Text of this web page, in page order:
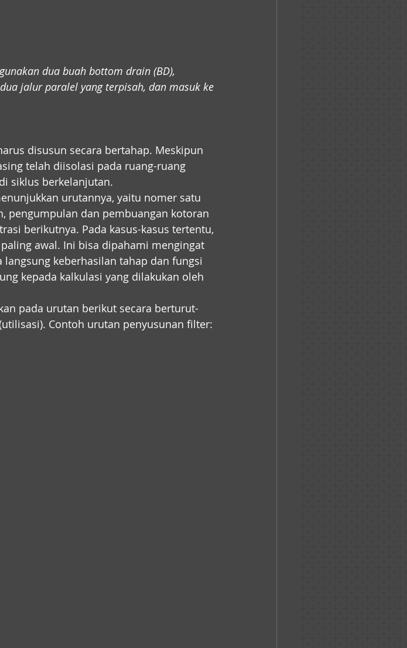
dua buah bottom drain (BD),
jalur paralel yang terpisah, dan masuk ke
disusun secara bertahap. Meskipun
telah diisolasi pada ruang-ruang
siklus berkelanjutan.
urutannya, yaitu nomer satu
pengumpulan dan pembuangan kotoran
berikutnya. Pada kasus-kasus tertentu,
awal. Ini bisa dipahami mengingat
keberhasilan tahap dan fungsi
kepada kalkulasi yang dilakukan oleh
pada urutan berikut secara berturut-
Contoh urutan penyusunan filter: